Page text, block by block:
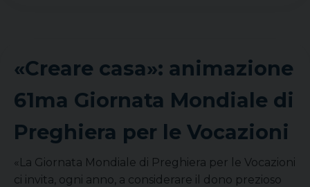
«Creare casa»: animazione
61ma Giornata Mondiale di
Preghiera per le Vocazioni
«La Giornata Mondiale di Preghiera per le Vocazioni
ci invita, ogni anno, a considerare il dono prezioso